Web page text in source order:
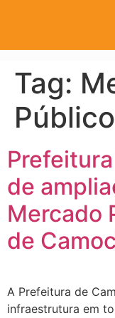
Tag:
de
Mercado
de
A Prefeitura de
infraestrutura em